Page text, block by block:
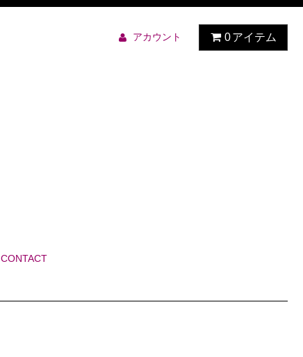
アカウント 0アイテム
CONTACT